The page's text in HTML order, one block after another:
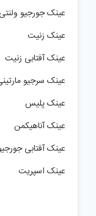
عینک جورجیو ولنتی
عینک زنیت
عینک آفتابی زنیت
عینک سرجیو
عینک پلیس
عینک آناهیکمن
عینک آفتابی
عینک اسپریت